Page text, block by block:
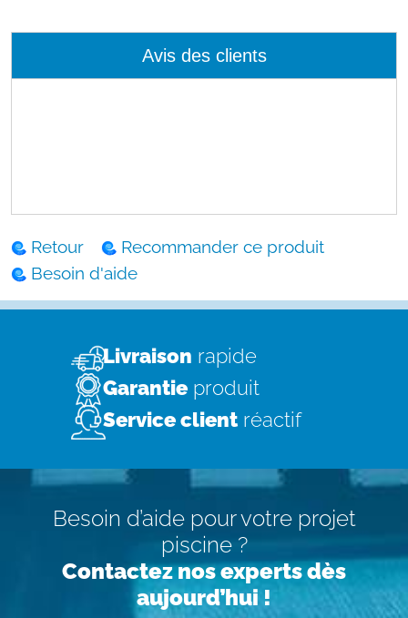
Avis des clients
Retour
Recommander ce produit
Besoin d'aide
Livraison rapide
Garantie produit
Service client réactif
Besoin d’aide pour votre projet
piscine ?
Contactez nos experts dès
aujourd’hui !